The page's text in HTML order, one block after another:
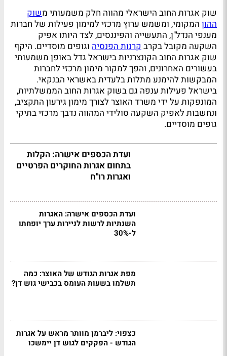
שוק אגרות החוב הישראלי מהווה חלק משמעותי משוק
ההון המקומי, ומשמש ערוץ מרכזי למימון פעילות של חברות
מענפי הנדל"ן, התעשייה והפיננסים, לצד היותו אפיק
השקעה מקובל בקרבקרנות הפנסיה וגופים מוסדיים. היקף
שוק אגרות החוב הקונצרניות בישראל גדל באופן משמעותי
בעשורים האחרונים, והפך למקור מימון מרכזי לחברות
המבקשות להימנע מתלות בלעדית באשראי הבנקאי.
בישראל פעילות ענפה גם בשוק אגרות החוב הממשלתיות,
המונפקות על ידי משרד האוצר לצורך מימון גירעון התקציב,
ונחשבות לאפיק השקעה סולידי המהווה נדבך מרכזי בתיקי
גופים מוסדיים.
ועדת הכספים אישרה: הקלות
בתחום אגרות החוקרים הפרטיים
ואגרות רו"ח
ועדת הכספים אישרה: האגרות
השנתיות לרשות לניירות ערך יופחתו
ל-30%
מפת אגרות הגודש של האוצר: כמה
תשלמו בשעות העומס בכבישי גוש דן?
כצפוי: ליברמן מוותר מראש על אגרות
הגודש - הפקקים לגוש דן יימשכו